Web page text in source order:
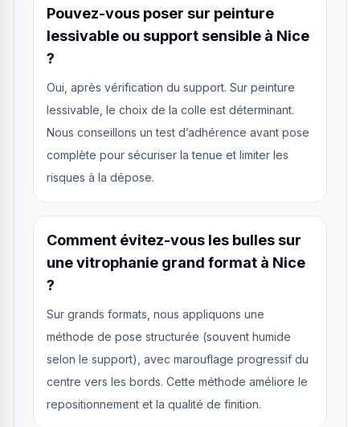
Pouvez-vous poser sur peinture
lessivable ou support sensible à Nice
?
Oui, après vérification du support. Sur peinture
lessivable, le choix de la colle est déterminant.
Nous conseillons un test d’adhérence avant pose
complète pour sécuriser la tenue et limiter les
risques à la dépose.
Comment évitez-vous les bulles sur
une vitrophanie grand format à Nice
?
Sur grands formats, nous appliquons une
méthode de pose structurée (souvent humide
selon le support), avec marouflage progressif du
centre vers les bords. Cette méthode améliore le
repositionnement et la qualité de finition.